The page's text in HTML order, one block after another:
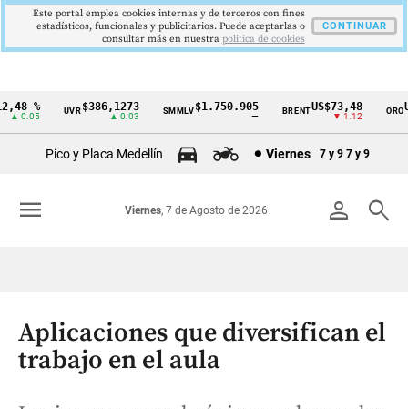
Cintillo
Colombia
%
0.05
UVR$386,1273
▲ 0.03
SMMLV$1.750.905 BRENTUS$73,48
▼ 1.12
ORO
Pico y Placa Medellín Viernes 7 y 9 7 y 9
person search
Viernes, 7 de Agosto de 2026
menu
Aplicaciones que diversifican el
trabajo en el aula
Este portal emplea cookies internas y de terceros con fines
estadísticos, funcionales y publicitarios. Puede aceptarlas o
consultar más en nuestra politica de cookies
CONTINUAR